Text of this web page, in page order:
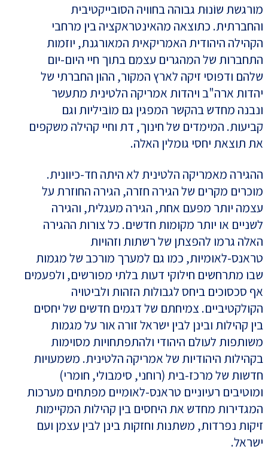
מורגשת שוֹנוּת גבוהה בחוויה הסובייקטיבית
והחברתית. כתוצאה מהאינטראקציה בין מרחבי
הקהילה היהודית האמריקאית המאורגנת, יוזמות
התחברות של המהגרים עצמם בתוך חיי היום-יום
שלהם ודפוסי זיקה לארץ המקור, ההון החברתי של
יהדות ארה"ב ויהדות אמריקה הלטינית מתעשר
ונבנה מחדש בהקשר המפגין גם מוֹבּיליות וגם
קביעות. המימדים של חינוך, דת וחיי קהילה משקפים
את תוצאת יחסי גומלין האלה.
ההגירה מאמריקה הלטינית לא היתה חד-כיוונית.
מוכרים מקרים של הגירה חזרה, הגירה החוזרת על
עצמה יותר מפעם אחת, הגירה מעגלית, והגירה
לשניים או יותר מקומות חדשים. כל צורות ההגירה
האלה גרמו להפצתן של רשתות וזהויות
טראנס-לאומיות, כמו גם למערך מורכב של מגמות
שבו מתרחשים חילוקי דעות בלתי מפורשים, ולפעמים
אף סכסוכים ביחס לגבולות הזהות ולביטויה
הקולקטיביים. צמיחתם של דגמים חדשים של יחסים
בין קהילות ובינן לבין ישראל זורה אור על מגמות
משותפות לעולם היהודי ולהתפתחויות מסוימות
בקהילות היהודיות של אמריקה הלטינית. משמעויות
חדשות של מרכז-בית (רוחני, סימבולי, חומרי)
ומוטיבים רעיוניים טראנס-לאומיים מפתחים מערכות
המגדירות מחדש את היחסים בין קהילות המקיימות
זיקות נפרדות, משתנות וחזקות בינן לבין עצמן ועם
ישראל.